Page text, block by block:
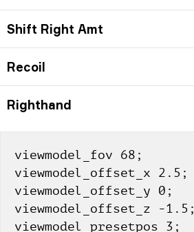
Shift Right Amt
Recoil
Righthand
viewmodel_fov 68;
viewmodel_offset_x 2.5;
viewmodel_offset_y 0;
viewmodel_offset_z -1.5;
viewmodel_presetpos 3;